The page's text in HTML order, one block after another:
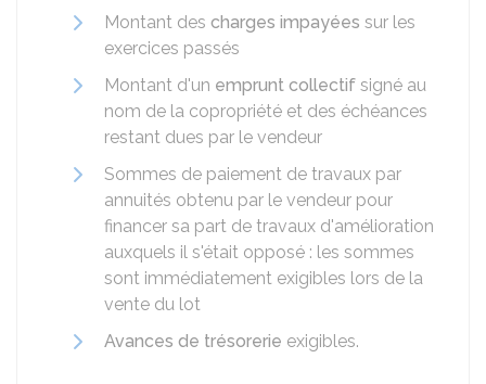
Montant des charges impayées sur les
exercices passés
Montant d'un emprunt collectif signé au
nom de la copropriété et des échéances
restant dues par le vendeur
Sommes de paiement de travaux par
annuités obtenu par le vendeur pour
financer sa part de travaux d'amélioration
auxquels il s'était opposé : les sommes
sont immédiatement exigibles lors de la
vente du lot
Avances de trésorerie exigibles.